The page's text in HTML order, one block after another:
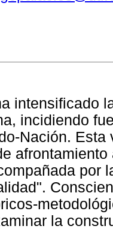
intensificado
incidiendo
Nación. Esta
por
la